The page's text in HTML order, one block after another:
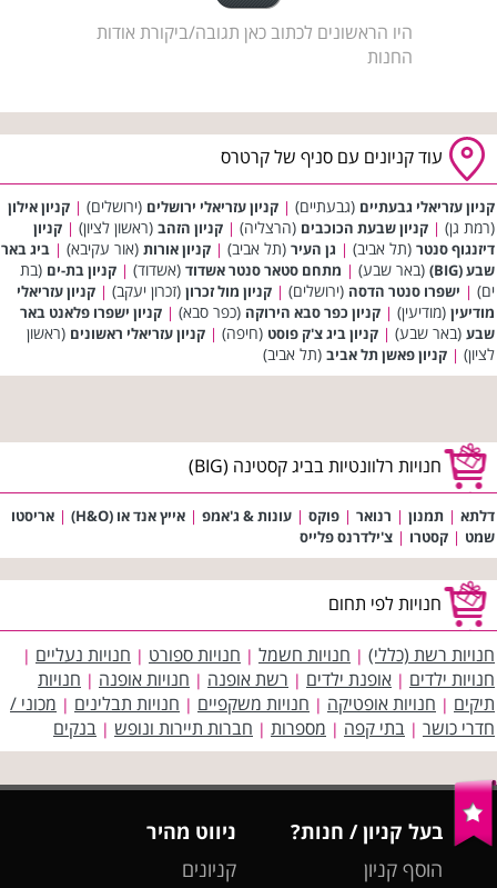
היו הראשונים לכתוב כאן תגובה/ביקורת אודות
החנות
עוד קניונים עם סניף של קרטרס
קניון עזריאלי גבעתיים (גבעתיים) | קניון עזריאלי ירושלים (ירושלים) | קניון אילון
(רמת גן) | קניון שבעת הכוכבים (הרצליה) | קניון הזהב (ראשון לציון) | קניון
דיזנגוף סנטר (תל אביב) | גן העיר (תל אביב) | קניון אורות (אור עקיבא) | ביג באר
שבע (BIG)
(באר שבע) | מתחם סטאר סנטר אשדוד (אשדוד) | קניון בת-ים (בת
ים) | ישפרו סנטר הדסה (ירושלים) | קניון מול זכרון (זכרון יעקב) | קניון עזריאלי
מודיעין (מודיעין) | קניון כפר סבא הירוקה (כפר סבא) | קניון ישפרו פלאנט באר
שבע (באר שבע) | קניון ביג צ'ק פוסט (חיפה) | קניון עזריאלי ראשונים (ראשון
לציון) | קניון פאשן תל אביב (תל אביב)
חנויות רלוונטיות בביג קסטינה (BIG)
דלתא | תמנון | רנואר | פוקס | עונות & ג'אמפ | אייץ אנד או (H&O) | אריסטו
שמט | קסטרו | צ'ילדרנס פלייס
חנויות לפי תחום
חנויות רשת (כללי) | חנויות חשמל | חנויות ספורט | חנויות נעליים |
חנויות ילדים | אופנת ילדים | רשת אופנה | חנויות אופנה | חנויות
תיקים | חנויות אופטיקה | חנויות משקפיים | חנויות תבלינים | מכוני /
חדרי כושר | בתי קפה | מספרות | חברות תיירות ונופש | בנקים
בעל קניון / חנות?
הוסף קניון
ניווט מהיר
קניונים